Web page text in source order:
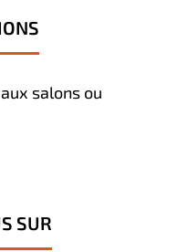
salons ou
SUR